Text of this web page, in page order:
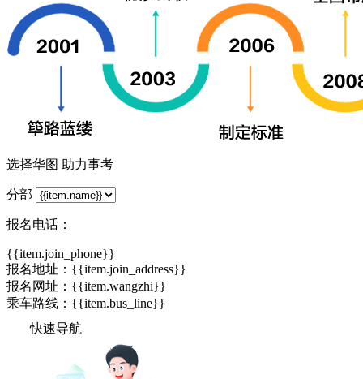
选择华图 助力事考
分部
报名电话：
{{item.join_phone}}
报名地址：{{item.join_address}}
报名网址： {{item.wangzhi}}
乘车路线：{{item.bus_line}}
快速导航